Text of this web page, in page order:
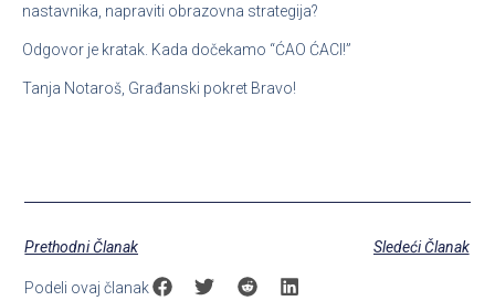
nastavnika, napraviti obrazovna strategija?
Odgovor je kratak. Kada dočekamo “ĆAO ĆACI!”
Tanja Notaroš, Građanski pokret Bravo!
Prethodni Članak Sledeći Članak
Podeli ovaj članak